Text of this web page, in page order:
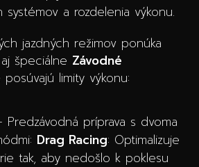
systémov a rozdelenia výkonu.
jazdných režimov ponúka
špeciálne Závodné
limity výkonu:
Predzávodná príprava s dvoma
Drag Racing: Optimalizuje
tak, aby nedošlo k poklesu